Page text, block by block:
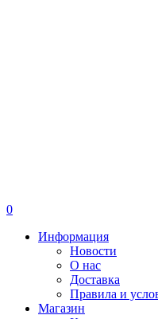
0
Информация
Новости
О нас
Доставка
Правила и
Магазин